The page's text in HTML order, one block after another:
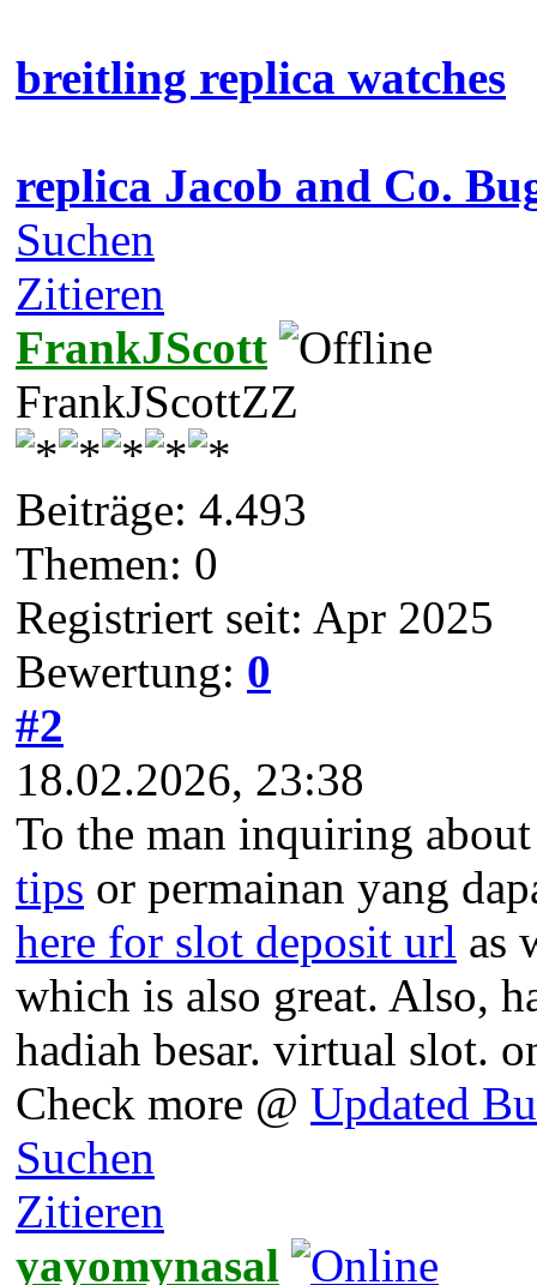
breitling replica watches
replica Jacob and Co.
Suchen
Zitieren
FrankJScott
FrankJScottZZ
Beiträge: 4.493
Themen: 0
Registriert seit: Apr 2025
Bewertung: 0
#2
18.02.2026, 23:38
To the man inquiring
tips or permainan yang
here for slot deposit url as
which is also great. Also,
hadiah besar. virtual slot.
Check more @ Updated
Suchen
Zitieren
yayomynasal